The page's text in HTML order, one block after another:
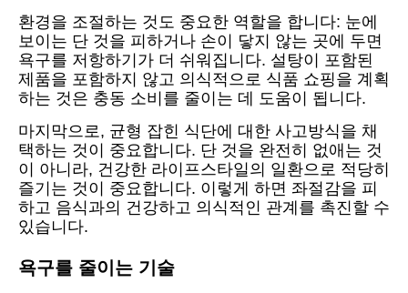
환경을 조절하는 것도 중요한 역할을 합니다: 눈에
보이는 단 것을 피하거나 손이 닿지 않는 곳에 두면
욕구를 저항하기가 더 쉬워집니다. 설탕이 포함된
제품을 포함하지 않고 의식적으로 식품 쇼핑을 계획
하는 것은 충동 소비를 줄이는 데 도움이 됩니다.
마지막으로, 균형 잡힌 식단에 대한 사고방식을 채
택하는 것이 중요합니다. 단 것을 완전히 없애는 것
이 아니라, 건강한 라이프스타일의 일환으로 적당히
즐기는 것이 중요합니다. 이렇게 하면 좌절감을 피
하고 음식과의 건강하고 의식적인 관계를 촉진할 수
있습니다.
욕구를 줄이는 기술